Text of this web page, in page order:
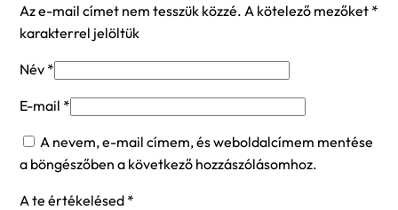
Az e-mail címet nem tesszük közzé. A kötelező mezőket *
karakterrel jelöltük
Név *
E-mail *
A nevem, e-mail címem, és weboldalcímem mentése
a böngészőben a következő hozzászólásomhoz.
A te értékelésed *